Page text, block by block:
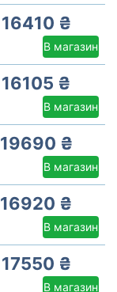
16410 ₴
В магазин
16105 ₴
В магазин
19690 ₴
В магазин
16920 ₴
В магазин
17550 ₴
В магазин